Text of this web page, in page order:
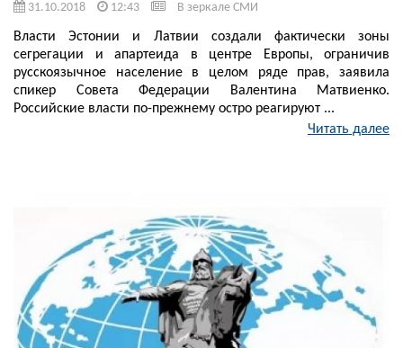
31.10.2018 12:43 В зеркале СМИ
Власти Эстонии и Латвии создали фактически зоны
сегрегации и апартеида в центре Европы, ограничив
русскоязычное население в целом ряде прав, заявила
спикер Совета Федерации Валентина Матвиенко.
Российские власти по-прежнему остро реагируют ...
Читать далее